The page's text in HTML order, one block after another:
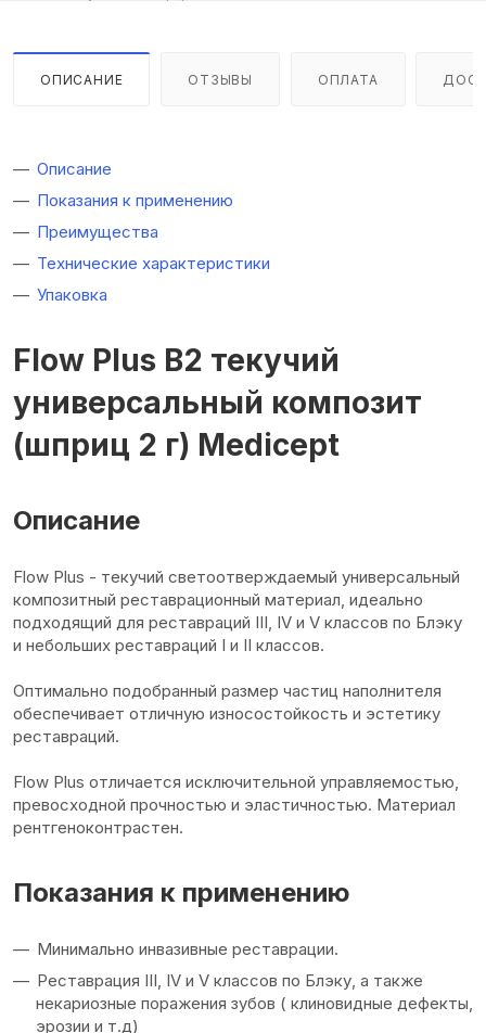
ОПИСАНИЕ ОТЗЫВЫ ОПЛАТА
Описание
Показания к применению
Преимущества
Технические характеристики
Упаковка
Flow Plus B2 текучий
универсальный композит
(шприц 2 г) Medicept
Описание
Flow Plus - текучий светоотверждаемый универсальный
композитный реставрационный материал, идеально
подходящий для реставраций III, IV и V классов по Блэку
и небольших реставраций I и II классов.
Оптимально подобранный размер частиц наполнителя
обеспечивает отличную износостойкость и эстетику
реставраций.
Flow Plus отличается исключительной управляемостью,
превосходной прочностью и эластичностью. Материал
рентгеноконтрастен.
Показания к применению
Минимально инвазивные реставрации.
Реставрация III, IV и V классов по Блэку, а также
некариозные поражения зубов ( клиновидные дефекты,
эрозии и т.д)